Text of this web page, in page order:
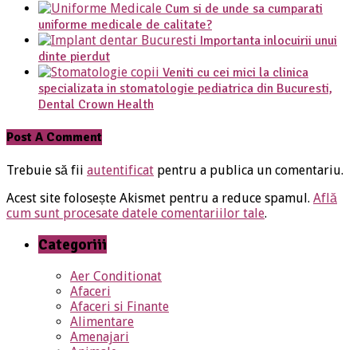
Cum si de unde sa cumparati
uniforme medicale de calitate?
Importanta inlocuirii unui
dinte pierdut
Veniti cu cei mici la clinica
specializata in stomatologie pediatrica din Bucuresti,
Dental Crown Health
Post A Comment
Trebuie să fii autentificat pentru a publica un comentariu.
Acest site folosește Akismet pentru a reduce spamul. Află
cum sunt procesate datele comentariilor tale.
Categoriii
Aer Conditionat
Afaceri
Afaceri si Finante
Alimentare
Amenajari